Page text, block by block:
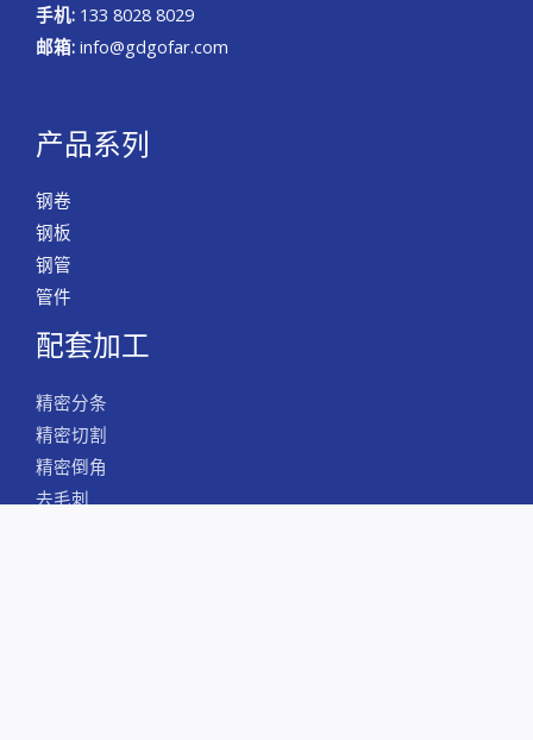
手机: 133 8028 8029
邮箱: info@gdgofar.com
产品系列
钢卷
钢板
钢管
管件
配套加工
精密分条
精密切割
精密倒角
去毛刺